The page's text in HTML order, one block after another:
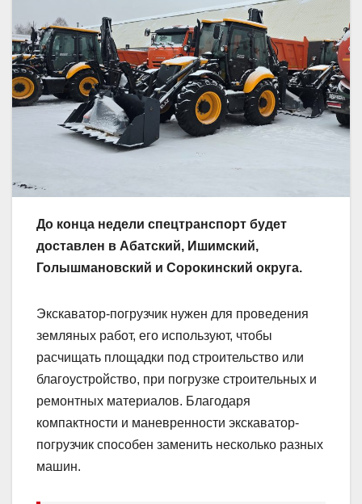
До конца недели спецтранспорт будет
доставлен в Абатский, Ишимский,
Голышмановский и Сорокинский округа.
Экскаватор-погрузчик нужен для проведения
земляных работ, его используют, чтобы
расчищать площадки под строительство или
благоустройство, при погрузке строительных и
ремонтных материалов. Благодаря
компактности и маневренности экскаватор-
погрузчик способен заменить несколько разных
машин.